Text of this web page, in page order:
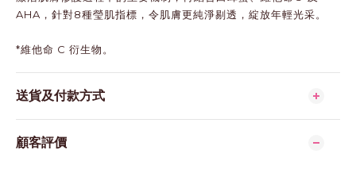
AHA，針對8種瑩肌指標，令肌膚更純淨剔透，綻放年輕光采。
*維他命 C 衍生物。
送貨及付款方式
顧客評價